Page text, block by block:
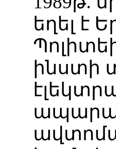
եղել է
ինստի